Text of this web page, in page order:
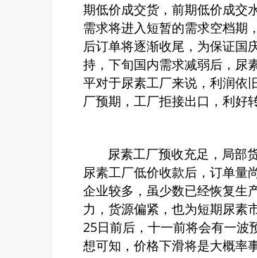
期低价成交货，前期低价成交
需求将进入短暂的需求空档期
后订单将逐渐收尾，为保证国
持，下旬国内需求减弱后，尿
平对于尿素工厂来说，利润依
厂预期，工厂拒接出口，利好
尿素工厂预收充足，局部货
尿素工厂低价收款后，订单量
企业较多，虽少数已经恢复生
力，货源偏紧，也为短期尿素
25日前后，十一前将会有一波
想可知，价格下滑将是大概率事